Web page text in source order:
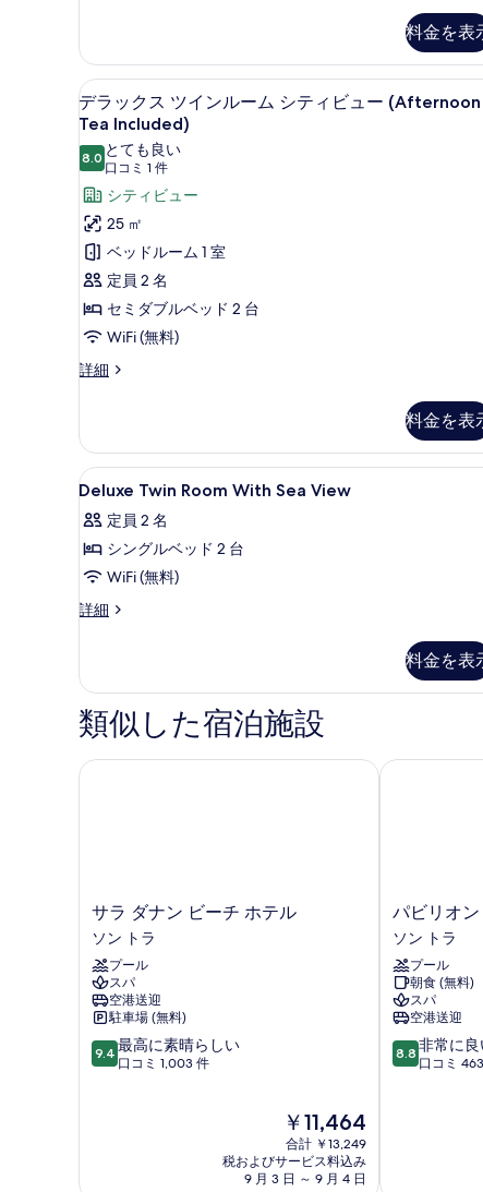
て
の
写
真
を
表
示
す
る
の
詳
細
シ
テ
ィ
ビ
ュ
ー
(Afternoon
Tea
Included)
の
す
べ
写
真
を
表
示
す
ー
ル
ー
ム
ル
コ
ニ
ー
シ
テ
ィ
ュ
ー
Tea
細
料金を表
デ
ラ
ッ
ク
ス
ツ
イ
ン
ル
ー
ム
ィ
ビ
ュ
ー
(Afternoon
Tea
Included)
す
べ
て
の
示
す
る
デラックス ツインルーム シ
5
デラックス ツインルーム シティビュー (Afternoon
Tea Included)
8.010 点中 8.0
とても良い
口コミ 1 件
(口
コ
ミ
件)
シティビュー
25 ㎡
ベッドルーム 1 室
定員 2 名
セミダブルベッド 2 台
WiFi (無料)
詳細
デ
ス
ツ
イ
ル
ー
シ
テ
ィ
ー
Tea
Included)
の
料金を表
Deluxe
Twin
Room
With
Sea
View
べ
て
の
写
す
る
高級寝具、ピロートップベ
4
Deluxe Twin Room With Sea View
定員 2 名
シングルベッド 2 台
WiFi (無料)
詳細
Deluxe
Sea
View
の
詳
細
料金を表
類似した宿泊施設
サ
ラ
ダ
ナ
ン
ビ
ー
チ
ホ
サラ ダナン ビーチ ホテル
ソン トラ
プール
スパ
空港送迎
駐車場 (無料)
10
段
9.4 最高に素晴らしい
口コミ 1,003 件
現
在
の
料
￥11,464
合計 ￥13,249
税およびサービス料込み
9 月 3 日 ～ 9 月 4 日
サラ ダナン ビーチ ホテル
パ
ビ
リ
オ
ン
ホ
テ
ル
ダ
パビリオ
ソン トラ
プール
朝食 (無料)
スパ
空港送迎
10
段
8.8 非常に良
口コミ
パビリオン